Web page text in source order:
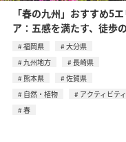
「春の九州」おすすめ5エ
ア：五感を満たす、徒歩
福岡県
大分県
九州地方
長崎県
熊本県
佐賀県
自然・植物
アクティビティ
春